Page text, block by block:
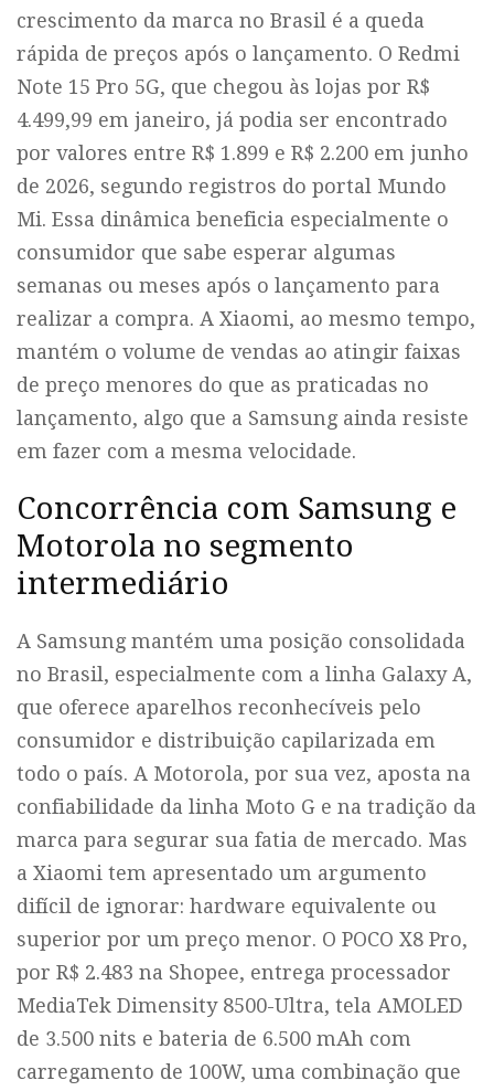
crescimento da marca no Brasil é a queda
rápida de preços após o lançamento. O Redmi
Note 15 Pro 5G, que chegou às lojas por R$
4.499,99 em janeiro, já podia ser encontrado
por valores entre R$ 1.899 e R$ 2.200 em junho
de 2026, segundo registros do portal Mundo
Mi. Essa dinâmica beneficia especialmente o
consumidor que sabe esperar algumas
semanas ou meses após o lançamento para
realizar a compra. A Xiaomi, ao mesmo tempo,
mantém o volume de vendas ao atingir faixas
de preço menores do que as praticadas no
lançamento, algo que a Samsung ainda resiste
em fazer com a mesma velocidade.
Concorrência com Samsung e
Motorola no segmento
intermediário
A Samsung mantém uma posição consolidada
no Brasil, especialmente com a linha Galaxy A,
que oferece aparelhos reconhecíveis pelo
consumidor e distribuição capilarizada em
todo o país. A Motorola, por sua vez, aposta na
confiabilidade da linha Moto G e na tradição da
marca para segurar sua fatia de mercado. Mas
a Xiaomi tem apresentado um argumento
difícil de ignorar: hardware equivalente ou
superior por um preço menor. O POCO X8 Pro,
por R$ 2.483 na Shopee, entrega processador
MediaTek Dimensity 8500-Ultra, tela AMOLED
de 3.500 nits e bateria de 6.500 mAh com
carregamento de 100W, uma combinação que